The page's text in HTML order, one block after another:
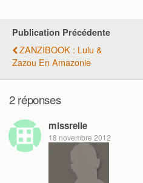
Publication Précédente
ZANZIBOOK : Lulu &
Zazou En Amazonie
2 réponses
missrelie
18 novembre 2012